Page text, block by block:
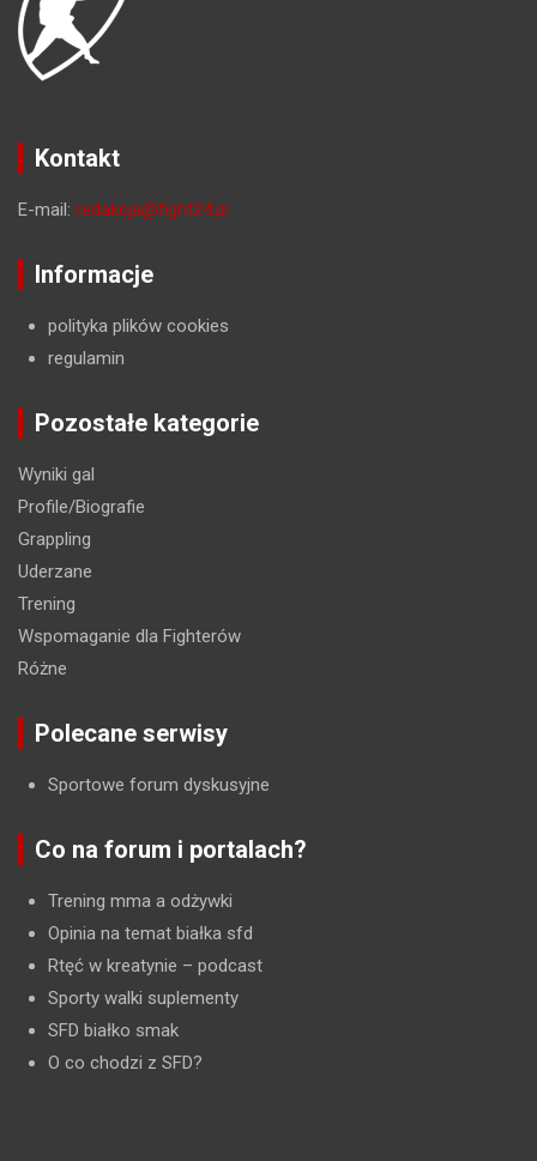
Kontakt
E-mail: redakcja@fight24.pl
Informacje
polityka plików cookies
regulamin
Pozostałe kategorie
Wyniki gal
Profile/Biografie
Grappling
Uderzane
Trening
Wspomaganie dla Fighterów
Różne
Polecane serwisy
Sportowe forum dyskusyjne
Co na forum i portalach?
Trening mma a odżywki
Opinia na temat białka sfd
Rtęć w kreatynie – podcast
Sporty walki suplementy
SFD białko smak
O co chodzi z SFD?